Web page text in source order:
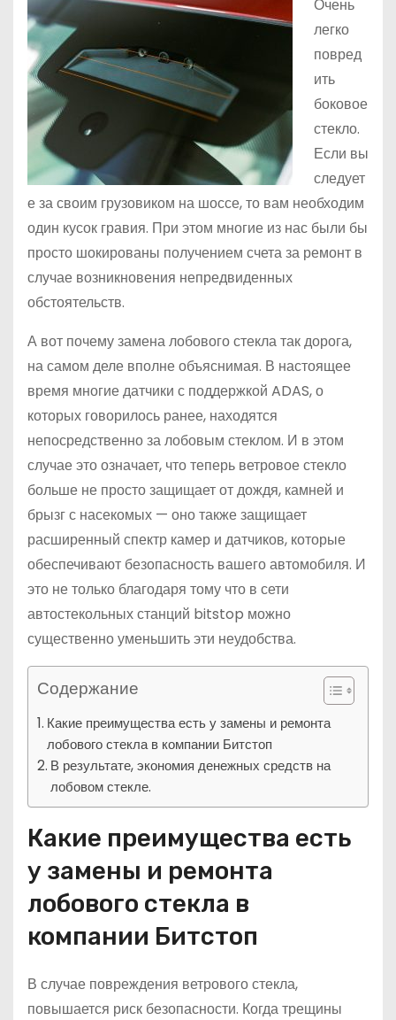
Очень
легко
повред
ить
боковое
стекло.
Если вы
следует
е за своим грузовиком на шоссе, то вам необходим
один кусок гравия. При этом многие из нас были бы
просто шокированы получением счета за ремонт в
случае возникновения непредвиденных
обстоятельств.
А вот почему замена лобового стекла так дорога,
на самом деле вполне объяснимая. В настоящее
время многие датчики с поддержкой ADAS, о
которых говорилось ранее, находятся
непосредственно за лобовым стеклом. И в этом
случае это означает, что теперь ветровое стекло
больше не просто защищает от дождя, камней и
брызг с насекомых — оно также защищает
расширенный спектр камер и датчиков, которые
обеспечивают безопасность вашего автомобиля. И
это не только благодаря тому что в сети
автостекольных станций bitstop можно
существенно уменьшить эти неудобства.
Содержание
Какие преимущества есть у замены и ремонта
лобового стекла в компании Битстоп
В результате, экономия денежных средств на
лобовом стекле.
Какие преимущества есть
у замены и ремонта
лобового стекла в
компании Битстоп
В случае повреждения ветрового стекла,
повышается риск безопасности. Когда трещины